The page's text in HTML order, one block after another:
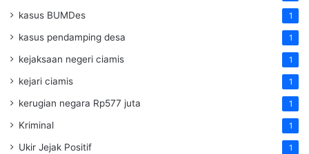
kasus BUMDes 1
kasus pendamping desa 1
kejaksaan negeri ciamis 1
kejari ciamis 1
kerugian negara Rp577 juta 1
Kriminal 1
Ukir Jejak Positif 1